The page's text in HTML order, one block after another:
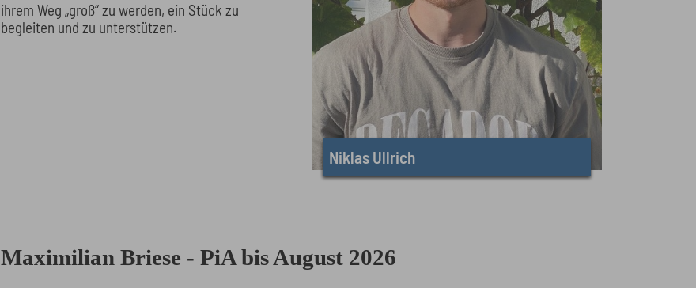
Niklas Ullrich
ihrem Weg „groß“ zu werden, ein Stück zu
begleiten und zu unterstützen.
Maximilian Briese - PiA bis August 2026